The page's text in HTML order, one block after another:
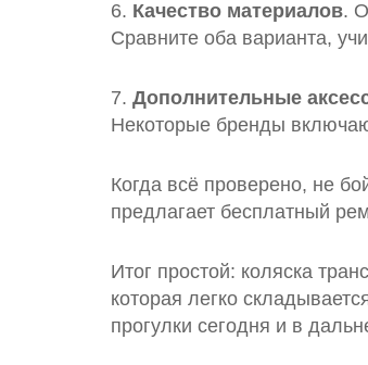
6. Качество материалов.
Сравните оба варианта,
7. Дополнительные
Некоторые бренды
Когда всё проверено, не
предлагает бесплатный
Итог простой: коляска
которая легко
прогулки сегодня и в